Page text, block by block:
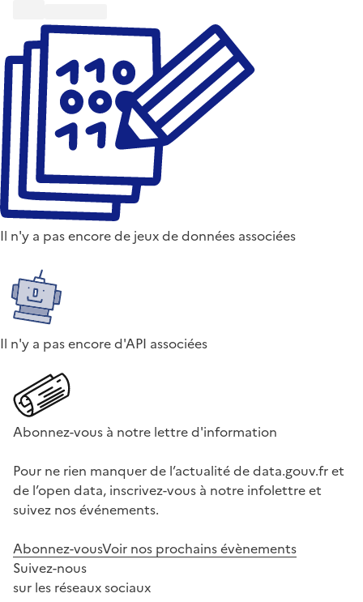
Il n'y a pas encore de jeux de données associées
Il n'y a pas encore d'API associées
Abonnez-vous à notre lettre d'information
Pour ne rien manquer de l’actualité de data.gouv.fr et
de l’open data, inscrivez-vous à notre infolettre et
suivez nos événements.
Abonnez-vousVoir nos prochains évènements
Suivez-nous
sur les réseaux sociaux